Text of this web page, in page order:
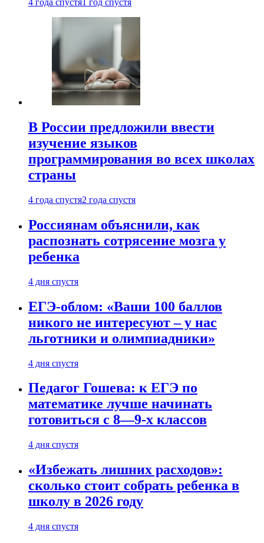
4 года спустя 1 год спустя
В России предложили ввести
изучение языков
программирования во всех школах
страны
4 года спустя2 года спустя
Россиянам объяснили, как
распознать сотрясение мозга у
ребенка
4 дня спустя
ЕГЭ-облом: «Ваши 100 баллов
никого не интересуют – у нас
льготники и олимпиадники»
4 дня спустя
Педагог Гошева: к ЕГЭ по
математике лучше начинать
готовиться с 8—9-х классов
4 дня спустя
«Избежать лишних расходов»:
сколько стоит собрать ребенка в
школу в 2026 году
4 дня спустя